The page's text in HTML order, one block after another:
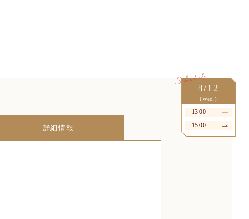
望む絶景チャペル×豪華コース試
8/12
(Wed.)
13:00
15:00
詳細情報